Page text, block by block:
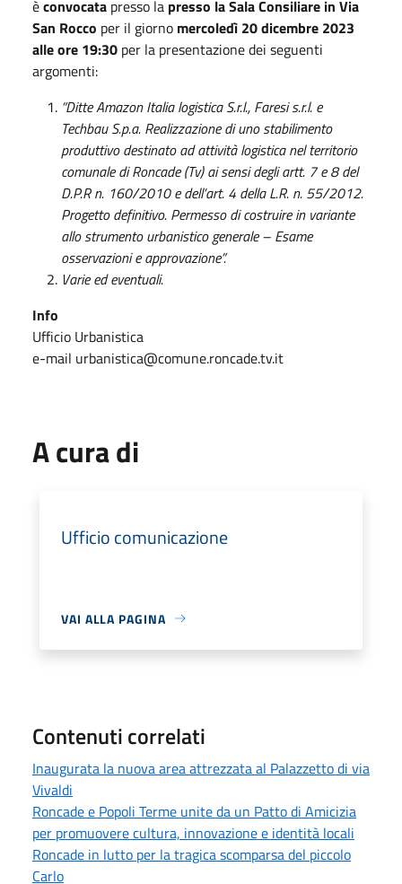
èconvocata presso la presso la Sala Consiliare in Via
San Rocco per il giorno mercoledì 20 dicembre 2023
alle ore 19:30 per la presentazione dei seguenti
argomenti:
“Ditte Amazon Italia logistica S.r.l., Faresi s.r.l. e
Techbau S.p.a. Realizzazione di uno stabilimento
produttivo destinato ad attività logistica nel territorio
comunale di Roncade (Tv) ai sensi degli artt. 7 e 8 del
D.P.R n. 160/2010 e dell’art. 4 della L.R. n. 55/2012.
Progetto definitivo. Permesso di costruire invariante
allo strumento urbanistico generale – Esame
osservazioni e approvazione”.
Varie ed eventuali.
Info
Ufficio Urbanistica
e-mail urbanistica@comune.roncade.tv.it
A cura di
Ufficio comunicazione
VAI ALLA PAGINA
Contenuti correlati
Inaugurata la nuova area attrezzata al Palazzetto di via
Vivaldi
Roncade e Popoli Terme unite da un Patto di Amicizia
per promuovere cultura, innovazione e identità locali
Roncade in lutto per la tragica scomparsa del piccolo
Carlo